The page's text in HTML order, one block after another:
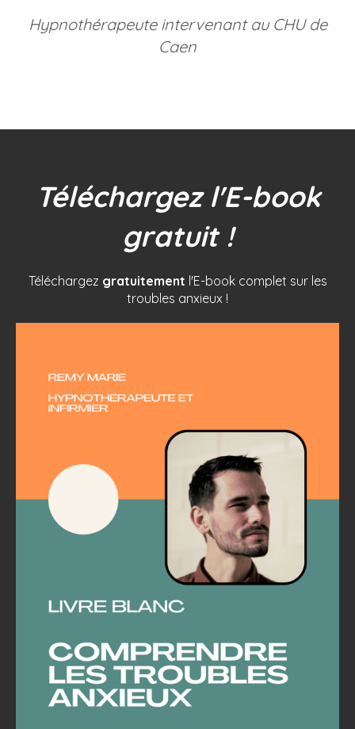
Hypnothérapeute intervenant au CHU de
Caen
Téléchargez l'E-book
gratuit !
Téléchargez gratuitement l'E-book complet sur les
troubles anxieux !